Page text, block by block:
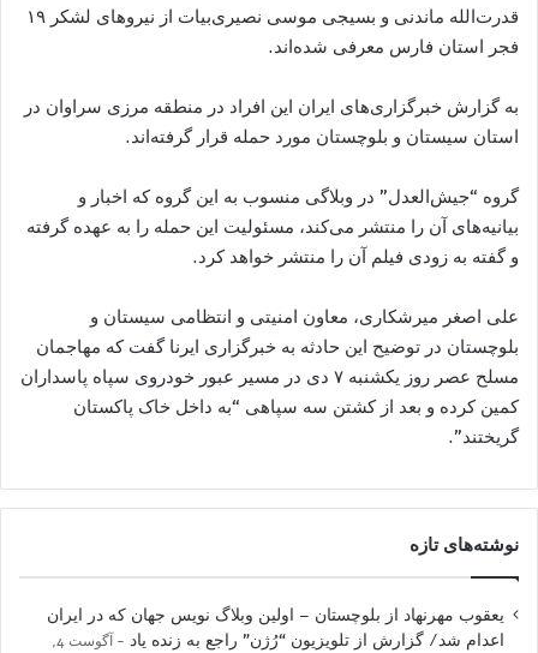
قدرت‌الله ماندنی و بسیجی موسی نصیری‌بیات از نیروهای لشکر ۱۹
فجر استان فارس معرفی شده‌اند.
به گزارش خبرگزاری‌های ایران این افراد در منطقه مرزی سراوان در
استان سیستان و بلوچستان مورد حمله قرار گرفته‌اند.
گروه “جیش‌العدل” در وبلاگی منسوب به این گروه که اخبار و
بیانیه‌های آن را منتشر می‌کند، مسئولیت این حمله را به عهده گرفته
و گفته به زودی فیلم آن را منتشر خواهد کرد.
علی اصغر میرشکاری، معاون امنیتی و انتظامی سیستان و
بلوچستان در توضیح این حادثه به خبرگزاری ایرنا گفت که مهاجمان
مسلح عصر روز یکشنبه ۷ دی در مسیر عبور خودروی سپاه پاسداران
کمین کرده و بعد از کشتن سه سپاهی “به داخل خاک پاکستان
گریختند”.
نوشته‌های تازه
یعقوب مهرنهاد از بلوچستان – اولین وبلاگ نویس جهان که در ایران
اعدام شد/ گزارش از تلویزیون “رُژن” راجع به زنده یاد
آگوست 4,